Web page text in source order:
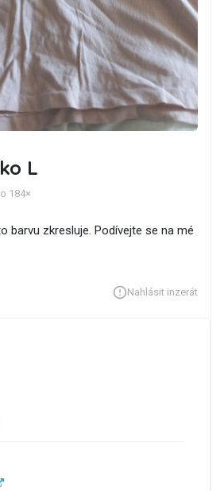
L
184×
barvu zkresluje. Podívejte se na mé
Nahlásit inzerát